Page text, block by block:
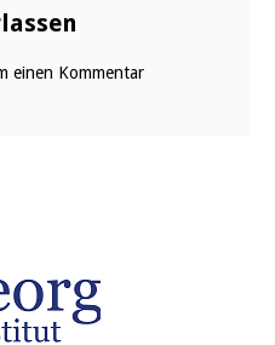
einen Kommentar